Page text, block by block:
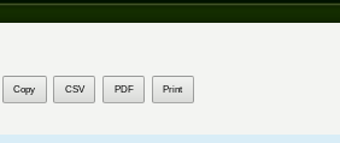
Copy CSV PDF Print